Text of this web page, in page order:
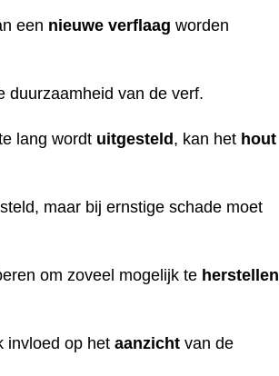
een nieuwe verflaag worden
duurzaamheid van de verf.
lang wordt uitgesteld, kan het hout
maar bij ernstige schade moet
om zoveel mogelijk te herstellen
invloed op hetaanzicht van de